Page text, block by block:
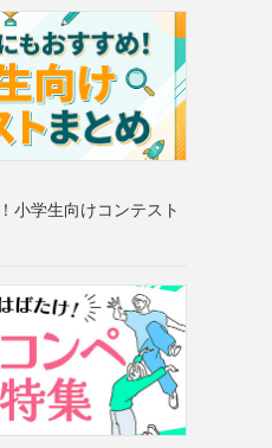
小学生向けコンテスト